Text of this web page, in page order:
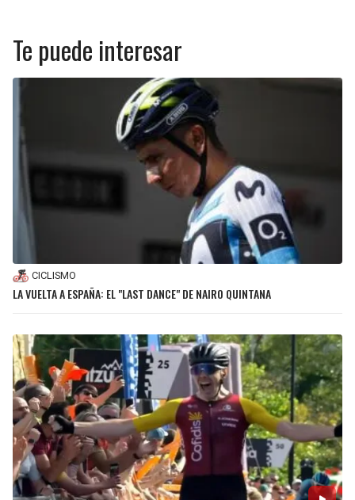
Te puede interesar
CICLISMO
LA VUELTA A ESPAÑA: EL "LAST DANCE" DE NAIRO QUINTANA